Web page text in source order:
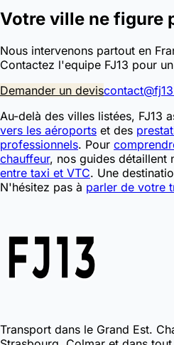
Votre ville ne figure
Nous intervenons partout en
Contactez l'equipe FJ13 pour
Demander un devis
Au-delà des villes listées, FJ13
vers les aéroports et des
professionnels. Pour
chauffeur, nos guides détaillent
entre taxi et VTC. Une
N'hésitez pas à parler de votre
Transport dans le Grand Est.